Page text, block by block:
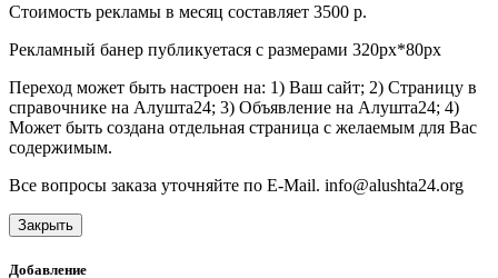
Стоимость рекламы в месяц составляет 3500 р.
Рекламный банер публикуетася с размерами 320px*80px
Переход может быть настроен на: 1) Ваш сайт; 2) Страницу в
справочнике на Алушта24; 3) Объявление на Алушта24; 4)
Может быть создана отдельная страница с желаемым для Вас
содержимым.
Все вопросы заказа уточняйте по E-Mail. info@alushta24.org
Закрыть
Добавление